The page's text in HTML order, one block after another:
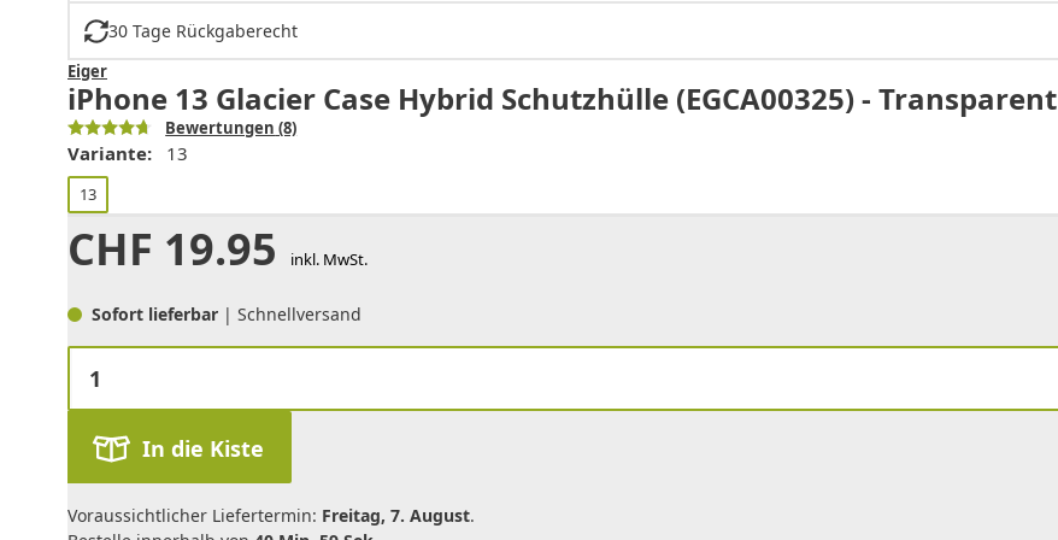
30 Tage Rückgaberecht
Eiger
iPhone 13 Glacier Case Hybrid Schutzhülle (EGCA00325) - Transparent
Bewertungen (8)
Variante: 13
13
CHF 19.95 inkl. MwSt.
Sofort lieferbar | Schnellversand
In die Kiste
Voraussichtlicher Liefertermin: Freitag, 7. August.